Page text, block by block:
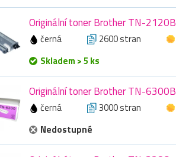
Originální toner Brother TN-
černá 2600 stran
Skladem > 5 ks
Originální toner Brother TN-
černá 3000 stran
Nedostupné